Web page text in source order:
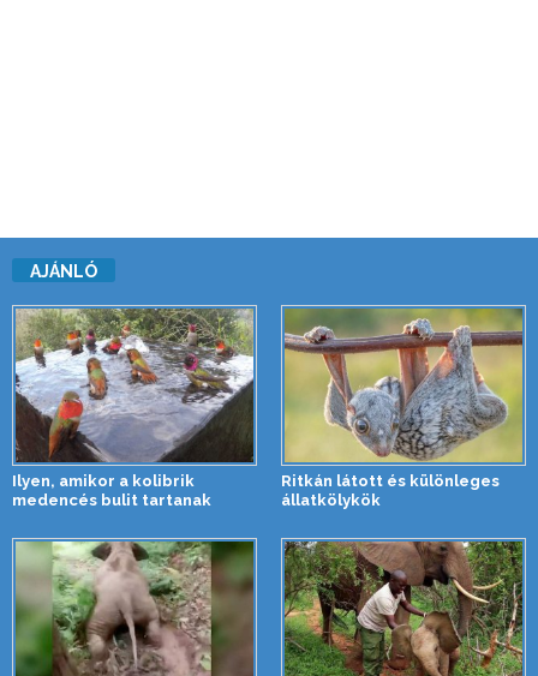
AJÁNLÓ
Ilyen, amikor a kolibrik
medencés bulit tartanak
Ritkán látott és különleges
állatkölykök